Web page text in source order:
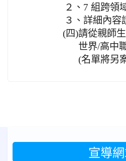
２、 7 組跨領
３、 詳細內容
(四)請從親師
世界/高中
(名單將另
宣導